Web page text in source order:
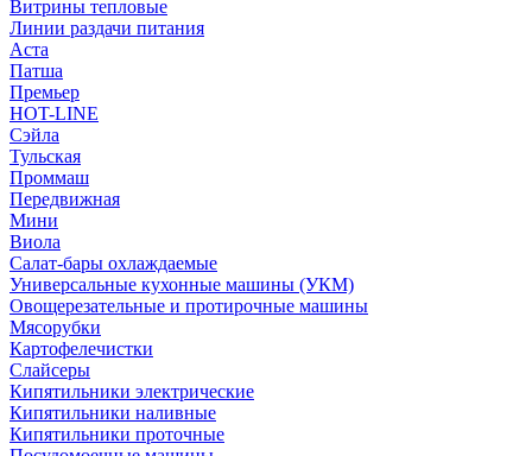
Витрины тепловые
Линии раздачи питания
Аста
Патша
Премьер
HOT-LINE
Сэйла
Тульская
Проммаш
Передвижная
Мини
Виола
Салат-бары охлаждаемые
Универсальные кухонные машины (УКМ)
Овощерезательные и протирочные машины
Мясорубки
Картофелечистки
Слайсеры
Кипятильники электрические
Кипятильники наливные
Кипятильники проточные